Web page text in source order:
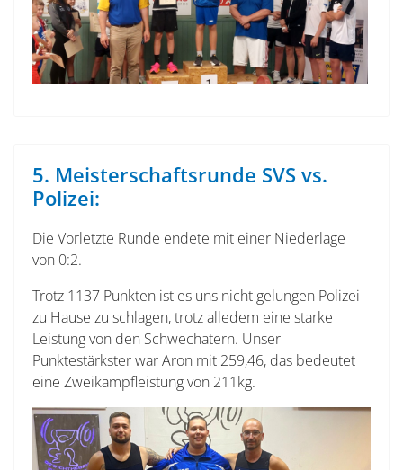
5. Meisterschaftsrunde SVS vs.
Polizei:
Die Vorletzte Runde endete mit einer Niederlage
von 0:2.
Trotz 1137 Punkten ist es uns nicht gelungen Polizei
zu Hause zu schlagen, trotz alledem eine starke
Leistung von den Schwechatern. Unser
Punktestärkster war Aron mit 259,46, das bedeutet
eine Zweikampfleistung von 211kg.